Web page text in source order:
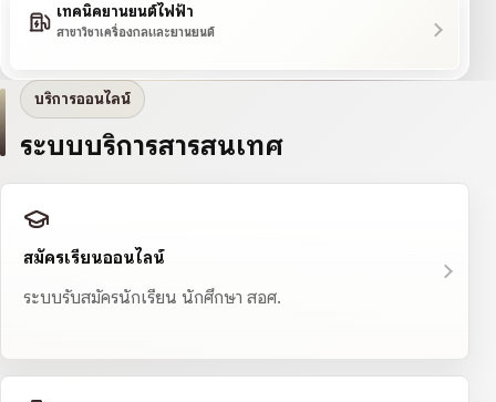
เทคนิคยานยนต์ไฟฟ้า
สาขาวิชาเครื่องกลและยานยนต์
บริการออนไลน์
ระบบบริการสารสนเทศ
สมัครเรียนออนไลน์
ระบบรับสมัครนักเรียน นักศึกษา สอศ.